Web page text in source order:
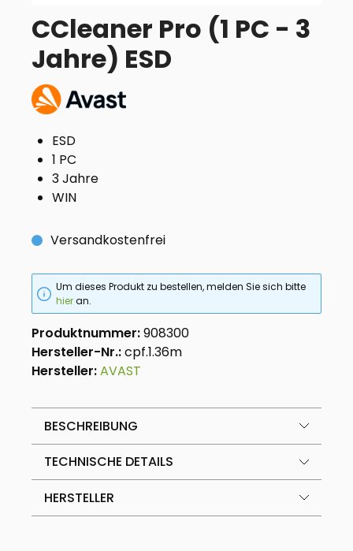
CCleaner Pro (1 PC - 3
Jahre) ESD
ESD
1 PC
3 Jahre
WIN
Versandkostenfrei
Um dieses Produkt zu bestellen, melden Sie sich bitte
hieran.
Produktnummer:908300
Hersteller-Nr.:cpf.1.36m
Hersteller:AVAST
BESCHREIBUNG
TECHNISCHE DETAILS
HERSTELLER